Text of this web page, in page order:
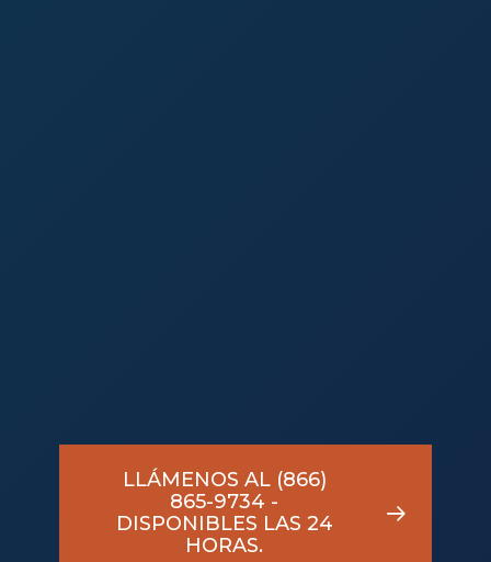
Slide
LLÁMENOS AL (866)
865-9734 -
DISPONIBLES LAS 24
HORAS.